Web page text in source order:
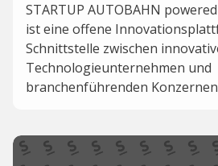
STARTUP AUTOBAHN
ist eine offene
Schnittstelle zwischen
Technologieunternehmen und
branchenführenden